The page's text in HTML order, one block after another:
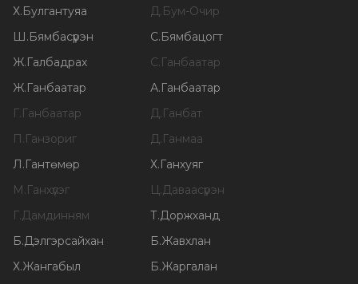
Х. Булгантуяа Д. Бум-Очир
Ш . Бямбасүрэн С. Бямбацогт
Ж. Галбадрах С. Ганбаатар
Ж. Ганбаатар А. Ганбаатар
Г. Ганбаатар Д. Ганбат
П . Ганзориг Д. Ганмаа
Л . Гантөмөр Х. Ганхуяг
М . Ганхүлэг Ц.Даваасүрэн
Г.Дамдинням Т.Доржханд
Б.Дэлгэрсайхан Б.Жавхлан
Х.Жангабыл Б.Жаргалан